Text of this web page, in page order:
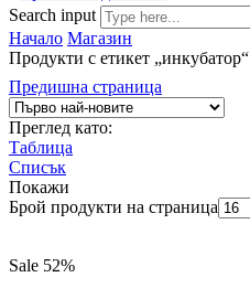
Search input
Начало Магазин
Продукти с етикет „инкубатор“
Предишна страница
Преглед като:
Таблица
Списък
Покажи
Брой продукти на страница
Sale 52%